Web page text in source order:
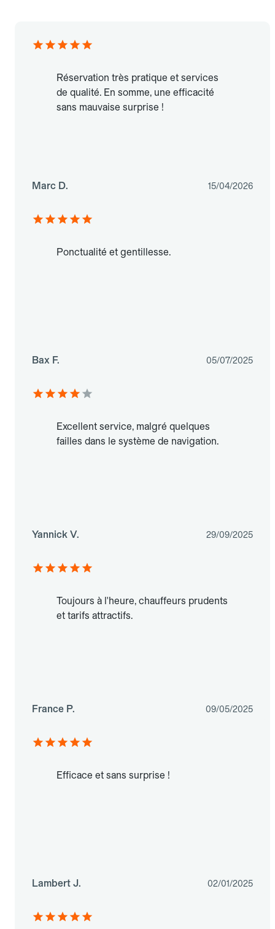
Réservation très pratique et services
de qualité. En somme, une efficacité
sans mauvaise surprise !
Marc D. 15/04/2026
Ponctualité et gentillesse.
Bax F. 05/07/2025
Excellent service, malgré quelques
failles dans le système de navigation.
Yannick V. 29/09/2025
Toujours à l'heure, chauffeurs prudents
et tarifs attractifs.
France P. 09/05/2025
Efficace et sans surprise !
Lambert J. 02/01/2025